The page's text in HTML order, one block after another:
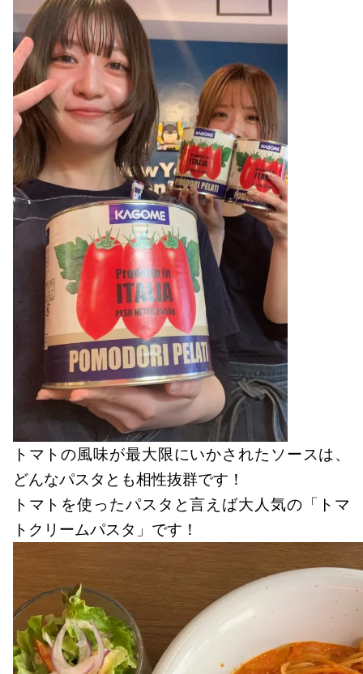
トマトの風味が最大限にいかされたソースは、
どんなパスタとも相性抜群です！
トマトを使ったパスタと言えば大人気の「トマ
トクリームパスタ」です！